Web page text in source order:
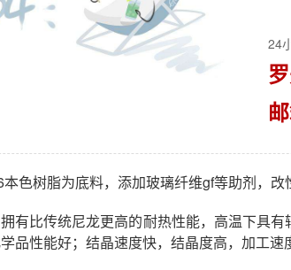
24
本色树脂为底料，添加玻璃纤维gf等助剂，改
有比传统尼龙更高的耐热性能，高温下具
品性能好；结晶速度快，结晶度高，加工速